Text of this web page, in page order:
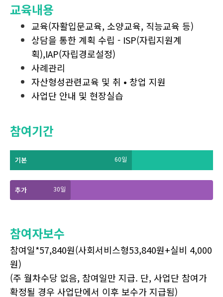
교육내용
교육(자활입문교육, 소양교육, 직능교육 등)
상담을 통한 계획 수립 - ISP(자립지원계
획),IAP(자립경로설정)
사례관리
자산형성관련교육 및 취 • 창업 지원
사업단 안내 및 현장실습
참여기간
기본 일
60
추가 일
30
참여자보수
참여일*57,840원(사회서비스형53,840원+실비 4,000
원)
(주 월차수당 없음, 참여일만 지급. 단, 사업단 참여가
확정될 경우 사업단에서 이후 보수가 지급됨)